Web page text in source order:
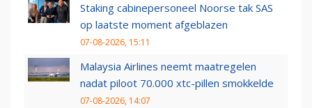
Staking cabinepersoneel Noorse tak SAS
op laatste moment afgeblazen
07-08-2026, 15:11
Malaysia Airlines neemt maatregelen
nadat piloot 70.000 xtc-pillen smokkelde
07-08-2026, 14:07